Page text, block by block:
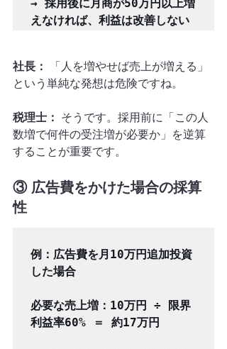
→ 採用後に月商が50万円以上増
社長：
「人を増やせば売上が増える」
という単純な発想は危険ですね。
税理士： そうです。採用前に「この人
数増で何件の受注増が必要か」を逆算
することが重要です。
③ 広告費をかけた場合の採算
性
例：広告費を月10万円追加投資
した場合
必要な売上増：10万円 ÷ 限界
利益率60% ＝ 約17万円